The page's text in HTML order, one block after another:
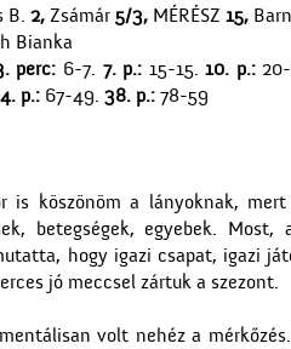
B. 2, Zsámár 5/3, MÉRÉSZ 15,
Bianka
perc: 6-7. 7. p.: 15-15.10. p.:
p.: 67-49. 38. p.: 78-59
is köszönöm a lányoknak,
betegségek, egyebek.
hogy igazi csapat, igazi
jó meccsel zártuk a szezont.
volt nehéz a